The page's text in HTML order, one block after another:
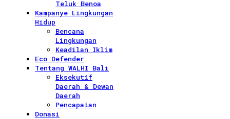
Teluk Benoa
Kampanye Lingkungan
Hidup
Bencana
Lingkungan
Keadilan Iklim
Eco Defender
Tentang WALHI Bali
Eksekutif
Daerah & Dewan
Daerah
Pencapaian
Donasi